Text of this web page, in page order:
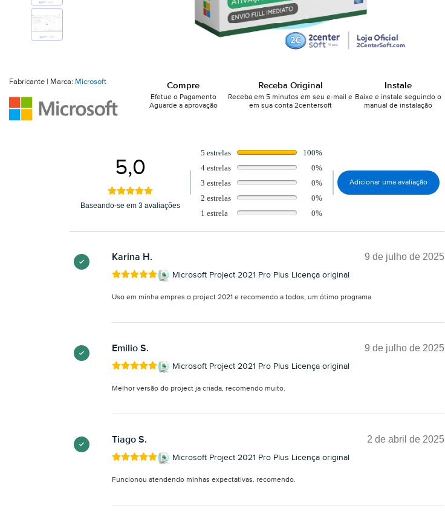
Fabricante | Marca: Microsoft Compre
Efetue o Pagamento
Aguarde a aprovação
Receba Original
Receba em 5 minutos em seu e-mail e
em sua conta 2centersoft
Instale
Baixe e instale seguindo o
manual de instalação
5,0
Baseando-se em 3 avaliações
5 estrelas
100%
4 estrelas
0%
3 estrelas
0%
2 estrelas
0%
1 estrela
0%
Adicionar uma avaliação
Karina H. 9 de julho de 2025
Microsoft Project 2021 Pro Plus Licença original
Uso em minha empres o project 2021 e recomendo a todos, um ótimo programa
Emilio S. 9 de julho de 2025
Microsoft Project 2021 Pro Plus Licença original
Melhor versão do project ja criada, recomendo muito.
Tiago S. 2 de abril de 2025
Microsoft Project 2021 Pro Plus Licença original
Funcionou atendendo minhas expectativas. recomendo.